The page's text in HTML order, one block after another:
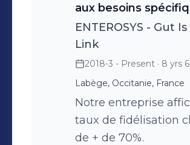
aux besoins
ENTEROSYS - Gut
Link
2018-3 - Present · 8 yrs
Labège, Occitanie, France
Notre entreprise
taux de fidélisation
de + de 70%.